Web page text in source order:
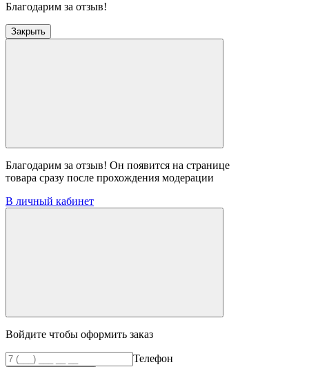
Благодарим за отзыв!
Закрыть
Благодарим за отзыв! Он появится на странице
товара сразу после прохождения модерации
В личный кабинет
Войдите чтобы оформить заказ
Телефон